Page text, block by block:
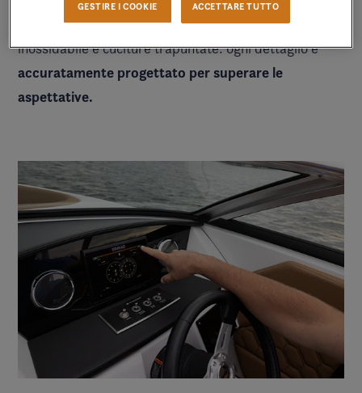
Finiture di alta qualità, portabicchieri in acciaio
inossidabile e cuciture trapuntate: ogni dettaglio è
accuratamente progettato per superare le
aspettative.
GESTIRE I COOKIE ACCETTARE TUTTO